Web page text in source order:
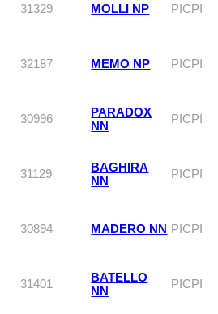
31329 MOLLI NP PICPI
32187 MEMO NP PICPI
30996
PARADOX
NN
PICPI
31129
BAGHIRA
NN
PICPI
30894 MADERO NN PICPI
31401
BATELLO
NN
PICPI